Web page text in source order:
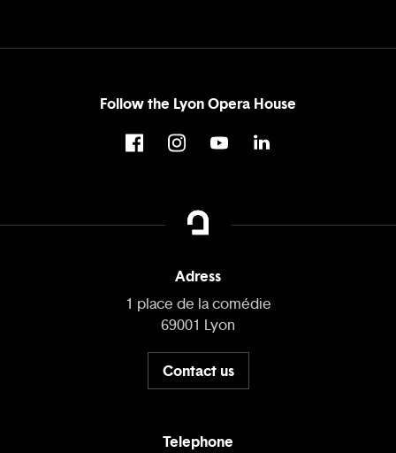
Follow the Lyon Opera House
Adress
1 place de la comédie
69001 Lyon
Contact us
Telephone